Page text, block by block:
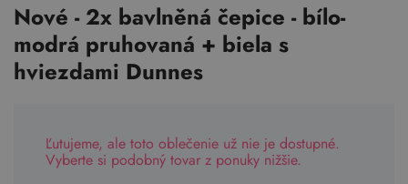
Nové - 2x bavlněná čepice - bílo-
modrá pruhovaná + biela s
hviezdami Dunnes
Ľutujeme, ale toto oblečenie už nie je dostupné.
Vyberte si podobný tovar z ponuky nižšie.